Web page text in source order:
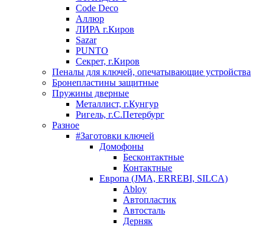
Code Deco
Аллюр
ЛИРА г.Киров
Sazar
PUNTO
Секрет, г.Киров
Пеналы для ключей, опечатывающие устройства
Бронепластины защитные
Пружины дверные
Металлист, г.Кунгур
Ригель, г.С.Петербург
Разное
#Заготовки ключей
Домофоны
Бесконтактные
Контактные
Европа (JMA, ERREBI, SILCA)
Abloy
Автопластик
Автосталь
Дерняк